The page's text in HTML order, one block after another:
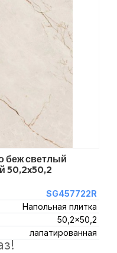
беж светлый
50,2x50,2
SG457722R
Напольная плитка
50,2x50,2
лапатированная